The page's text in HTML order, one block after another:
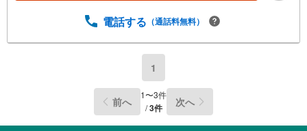
絡いただけますと、スムーズにご案内が可能です。ご連絡
電話する （通話料無料）
1
前へ 1〜3件
/3件 次へ